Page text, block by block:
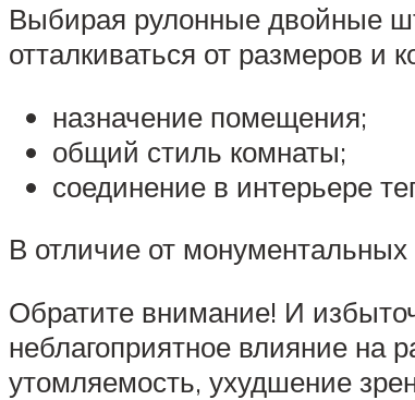
Выбирая рулонные двойные
отталкиваться от размеров и
назначение помещения;
общий стиль комнаты;
соединение в интерьере
В отличие от
Обратите внимание! И
неблагоприятное влияние на
утомляемость, ухудшение